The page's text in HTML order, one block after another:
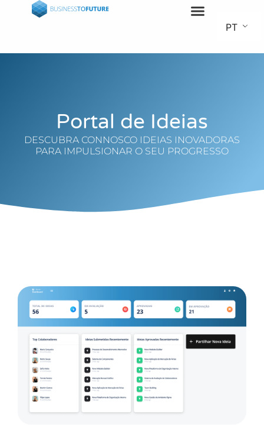
PT
Portal de Ideias
DESCUBRA CONNOSCO IDEIAS INOVADORAS
PARA IMPULSIONAR O SEU PROGRESSO